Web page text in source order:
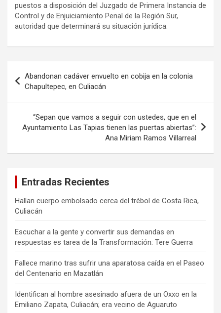
puestos a disposición del Juzgado de Primera Instancia de
Control y de Enjuiciamiento Penal de la Región Sur,
autoridad que determinará su situación jurídica.
de
entradas
Abandonan cadáver envuelto en cobija en la colonia
Chapultepec, en Culiacán
“Sepan que vamos a seguir con ustedes, que en el
Ayuntamiento Las Tapias tienen las puertas abiertas”:
Ana Miriam Ramos Villarreal
Entradas Recientes
Hallan cuerpo embolsado cerca del trébol de Costa Rica,
Culiacán
Escuchar a la gente y convertir sus demandas en
respuestas es tarea de la Transformación: Tere Guerra
Fallece marino tras sufrir una aparatosa caída en el Paseo
del Centenario en Mazatlán
Identifican al hombre asesinado afuera de un Oxxo en la
Emiliano Zapata, Culiacán; era vecino de Aguaruto